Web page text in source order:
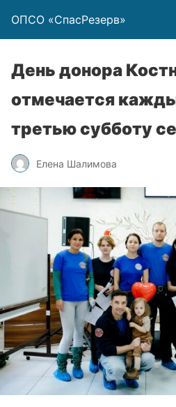
ОПСО «СпасРезерв»
День донора
отмечается
третью субботу
Елена Шалимова